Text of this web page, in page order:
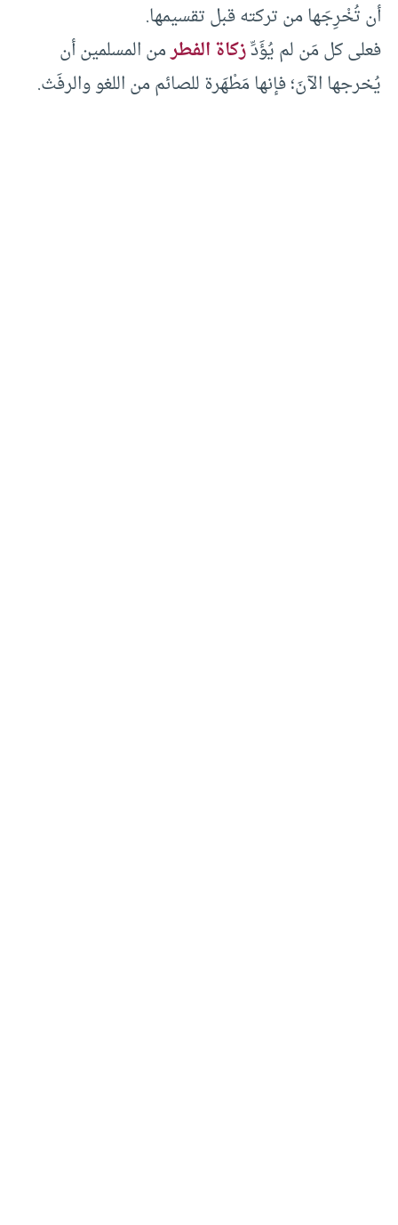
أن تُخْرِجَها من تركته قبل تقسيمها.
فعلى كل مَن لم يُؤَدِّزكاة الفطرمن المسلمين أن
يُخرجها الآنَ؛ فإنها مَطْهَرة للصائم من اللغو والرفَث.